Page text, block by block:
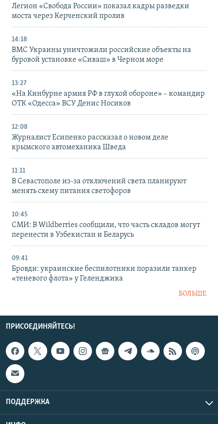
Легион «Свобода России» показал кадры разведки
моста через Керченский пролив
14:18
ВМС Украины уничтожили российские объекты на
буровой установке «Сиваш» в Черном море
13:27
«На Кинбурне армия РФ в глухой обороне» – командир
ОТК «Одесса» ВСУ Денис Носиков
12:08
Журналист Есипенко рассказал о новом деле
крымского автомеханика Шведа
11:11
В Севастополе из-за отключений света планируют
менять схему питания светофоров
10:45
СМИ: В Wildberries сообщили, что часть складов могут
перенести в Узбекистан и Беларусь
09:41
Бровди: украинские беспилотники поразили танкер
«теневого флота» у Геленджика
БОЛЬШЕ
ПРИСОЕДИНЯЙТЕСЬ!
ПОДДЕРЖКА